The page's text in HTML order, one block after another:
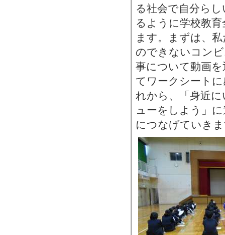
る社会で自分ら
るように学校教
ます。まずは、
のできないコン
事について動画
てワークシート
れから、「身近
ューをしよう」
につなげていき